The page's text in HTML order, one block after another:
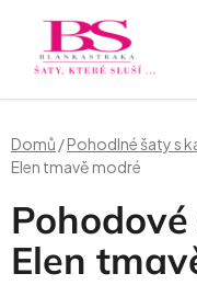
obsah
Domů /Pohodlné šaty s
Elen tmavě modré
Elen